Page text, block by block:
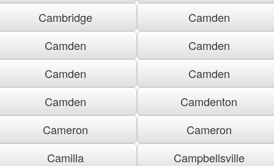
Cambridge
Camden
Camden
Camden
Camden
Camden
Camden
Camdenton
Cameron
Cameron
Camilla
Campbellsville